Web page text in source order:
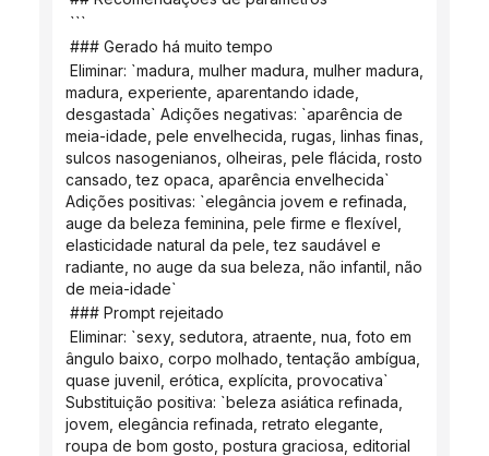
```
### Gerado há muito tempo
madura, experiente, aparentando idade,
desgastada` Adições negativas: `aparência de
meia-idade, pele envelhecida, rugas, linhas finas,
sulcos nasogenianos, olheiras, pele flácida, rosto
cansado, tez opaca, aparência envelhecida`
Adições positivas: `elegância jovem e refinada,
auge da beleza feminina, pele firme e flexível,
elasticidade natural da pele, tez saudável e
radiante, no auge da sua beleza, não infantil, não
de meia-idade`
### Prompt rejeitado
ângulo baixo, corpo molhado, tentação ambígua,
quase juvenil, erótica, explícita, provocativa`
Substituição positiva: `beleza asiática refinada,
jovem, elegância refinada, retrato elegante,
roupa de bom gosto, postura graciosa, editorial